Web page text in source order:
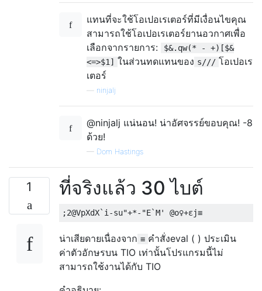
แทนที่จะใช้โอเปอเรเตอร์ที่มีเงื่อนไขคุณ
สามารถใช้โอเปอเรเตอร์ยานอวกาศเพื่อ
เลือกจากรายการ:
$&.qw(* - +)[$&
<=>$1] ในส่วนทดแทนของ s/// โอเปอเร
เตอร์
ninjalj
@ninjalj แน่นอน! น่าอัศจรรย์ขอบคุณ! -8
ด้วย!
— Dom Hastings
1 ที่จริงแล้ว 30 ไบต์
น่าเสียดายเนื่องจาก ≡ คำสั่งeval ( ) ประเมิน
ค่าตัวอักษรบน TIO เท่านั้นโปรแกรมนี้ไม่
สามารถใช้งานได้กับ TIO